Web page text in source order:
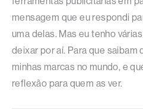
mensagem que eu respondi
uma delas. Mas eu tenho
deixar por aí. Para que saibam
minhas marcas no mundo, e
reflexão para quem as ver.